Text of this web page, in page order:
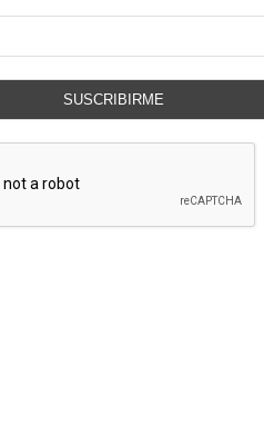
SUSCRIBIRME